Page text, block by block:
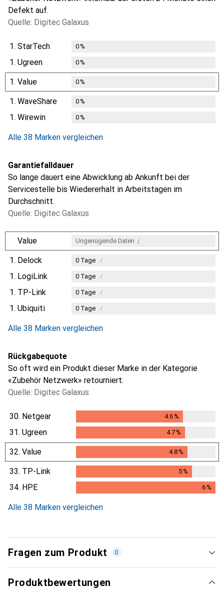
Defekt auf.
Quelle: Digitec Galaxus
1. StarTech 0%
1. Ugreen 0%
1. Value 0%
1. WaveShare 0%
1. Wirewin 0%
Alle 38 Marken vergleichen
Garantiefalldauer
So lange dauert eine Abwicklung ab Ankunft bei der
Servicestelle bis Wiedererhalt in Arbeitstagen im
Durchschnitt.
Quelle: Digitec Galaxus
Value Ungenügende Daten i
1. Delock 0Tage i
1. LogiLink 0Tage i
1. TP-Link 0Tage i
1. Ubiquiti 0Tage i
Alle 38 Marken vergleichen
Rückgabequote
So oft wird ein Produkt dieser Marke in der Kategorie
«Zubehör Netzwerk» retourniert.
Quelle: Digitec Galaxus
30. Netgear 4.6%
31. Ugreen 4.7%
32. Value 4.8%
33. TP-Link 5%
34. HPE 6%
Alle 38 Marken vergleichen
Fragen zum Produkt 0
Produktbewertungen